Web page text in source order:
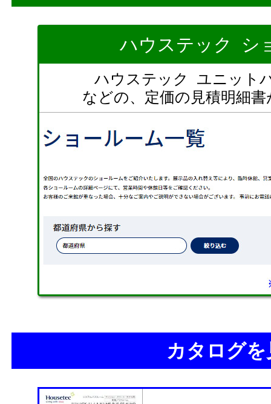
ハウステック シ
ハウステック ユニット
などの、定価の見積明細
カタログ